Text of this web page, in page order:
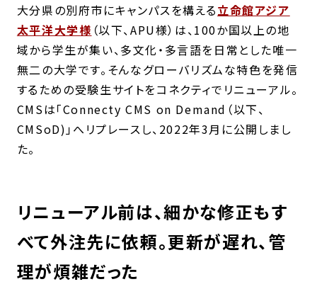
大分県の別府市にキャンパスを構える立命館アジア
太平洋大学様 （以下、APU様）は、100か国以上の地
域から学生が集い、多文化・多言語を日常とした唯一
無二の大学です。 そんなグローバリズムな特色を発信
するための受験生サイトをコネクティでリニューアル。
CMSは「Connecty CMS on Demand（以下、
CMSoD)」へリプレースし、2022年3月に公開しまし
た。
リニューアル前は、細かな修正もす
べて外注先に依頼。更新が遅れ、管
理が煩雑だった